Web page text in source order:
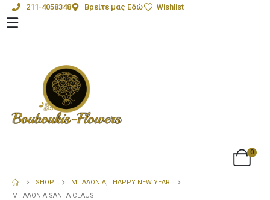
211-4058348 Βρείτε μας Εδώ Wishlist
0
SHOP ΜΠΑΛΌΝΙΑ,
HAPPY NEW YEAR
ΜΠΑΛΌΝΙΑ SANTA CLAUS